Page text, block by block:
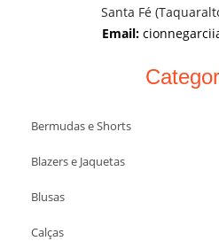
Santa Fé
Email:
Bermudas e Shorts
Blazers e Jaquetas
Blusas
Calças